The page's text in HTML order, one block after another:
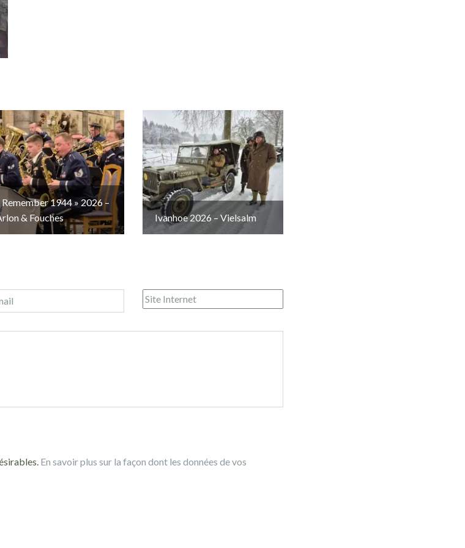
Remember 1944 » 2026 –
& Fouches
Ivanhoe 2026 – Vielsalm
En savoir plus sur la façon dont les données de vos